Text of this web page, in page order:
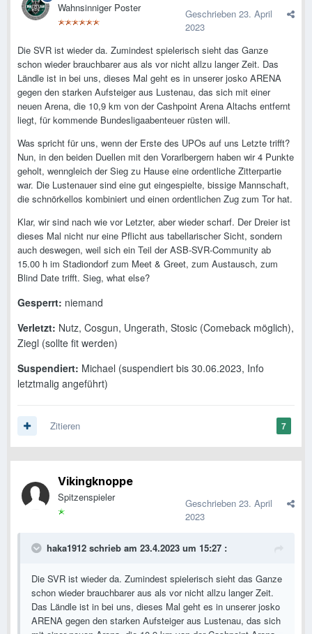
Wahnsinniger Poster Geschrieben 23. April
2023
Die SVR ist wieder da. Zumindest spielerisch sieht das Ganze
schon wieder brauchbarer aus als vor nicht allzu langer Zeit. Das
Ländle ist in bei uns, dieses Mal geht es in unserer josko ARENA
gegen den starken Aufsteiger aus Lustenau, das sich mit einer
neuen Arena, die 10,9 km von der Cashpoint Arena Altachs entfernt
liegt, für kommende Bundesligaabenteuer rüsten will.
Was spricht für uns, wenn der Erste des UPOs auf uns Letzte trifft?
Nun, in den beiden Duellen mit den Vorarlbergern haben wir 4 Punkte
geholt, wenngleich der Sieg zu Hause eine ordentliche Zitterpartie
war. Die Lustenauer sind eine gut eingespielte, bissige Mannschaft,
die schnörkellos kombiniert und einen ordentlichen Zug zum Tor hat.
Klar, wir sind nach wie vor Letzter, aber wieder scharf. Der Dreier ist
dieses Mal nicht nur eine Pflicht aus tabellarischer Sicht, sondern
auch deswegen, weil sich ein Teil der ASB-SVR-Community ab
15.00 h im Stadiondorf zum Meet & Greet, zum Austausch, zum
Blind Date trifft. Sieg, what else?
Gesperrt: niemand
Verletzt: Nutz, Cosgun, Ungerath, Stosic (Comeback möglich),
Ziegl (sollte fit werden)
Suspendiert: Michael (suspendiert bis 30.06.2023, Info
letztmalig angeführt)
7
Zitieren
Vikingknoppe
Spitzenspieler Geschrieben 23. April
2023
haka1912 schrieb am 23.4.2023 um 15:27 :
Die SVR ist wieder da. Zumindest spielerisch sieht das Ganze
schon wieder brauchbarer aus als vor nicht allzu langer Zeit.
Das Ländle ist in bei uns, dieses Mal geht es in unserer josko
ARENA gegen den starken Aufsteiger aus Lustenau, das sich